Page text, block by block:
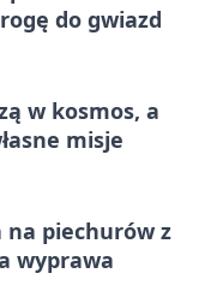
do gwiazd
w kosmos, a
misje
na piechurów z
wyprawa